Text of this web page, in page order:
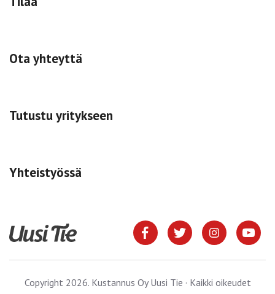
Ota yhteyttä
Tutustu yritykseen
Yhteistyössä
Copyright 2026. Kustannus Oy Uusi Tie · Kaikki oikeudet